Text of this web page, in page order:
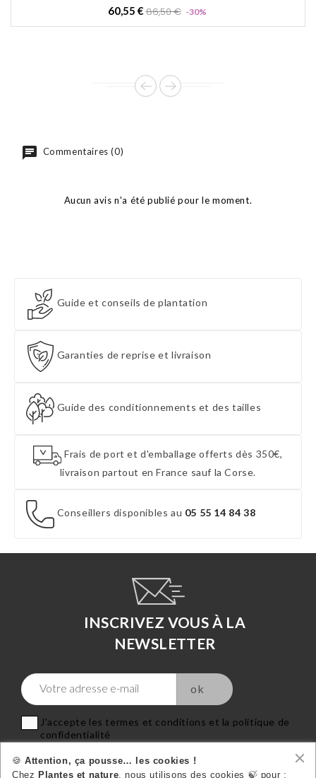
60,55 €Prix
86,50 € -30%
Commentaires (0)
Aucun avis n'a été publié pour le moment.
Guide et conseils de plantation
Garanties de reprise et livraison
Guide des conditionnements et des tailles
Frais de port et d'emballage offerts dès 350€,
livraison partout en France sauf la Corse.
Conseillers disponibles au 05 55 14 84 38
INSCRIVEZ VOUS À LA
NEWSLETTER
J'accepte les termes et conditions et la politique de
confidentialité
🍪Attention, ça pousse… les cookies !
Chez Plantes et nature, nous utilisons des cookies 🍃 pour :